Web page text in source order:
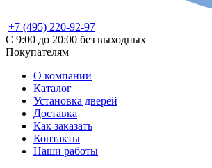
+7 (495) 220-92-97
С 9:00 до 20:00 без выходных
Покупателям
О компании
Каталог
Установка дверей
Доставка
Как заказать
Контакты
Наши работы